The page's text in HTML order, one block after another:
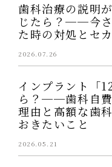
歯科治療の説明
じたら？──今
た時の対処とセ
2026.07.26
インプラント「
ら？──歯科自
理由と高額な歯
おきたいこと
2026.05.21